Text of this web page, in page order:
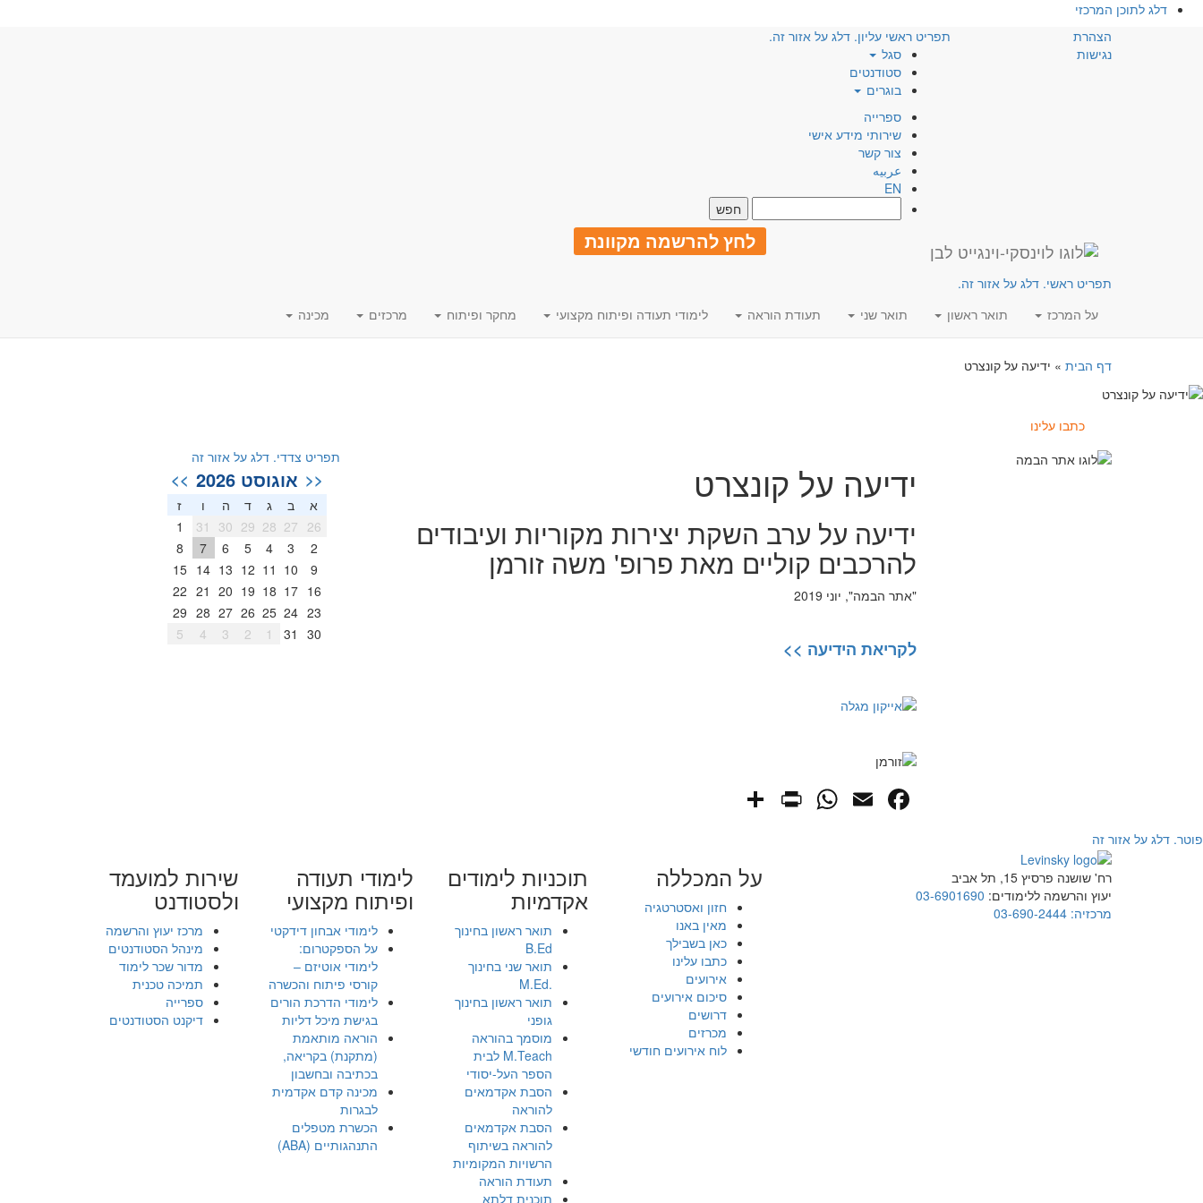
דלג לתוכן המרכזי
הצהרת
נגישות
תפריט ראשי עליון. דלג על אזור זה.
סגל
סטודנטים
בוגרים
ספרייה
שירותי מידע אישי
צור קשר
عربيه
EN
לחץ להרשמה מקוונת
תפריט ראשי. דלג על אזור זה.
על המרכז
תואר ראשון תואר שני תעודת הוראה לימודי תעודה ופיתוח מקצועי מחקר ופיתוח מרכזים מכינה
דף הבית » ידיעה על קונצרט
כתבו עלינו
ידיעה על קונצרט
ידיעה על ערב השקת יצירות מקוריות ועיבודים
להרכבים קוליים מאת פרופ' משה זורמן
"אתר הבמה", יוני 2019
לקריאת הידיעה >>
Facebook
Email
WhatsApp
PrintFriendly
תפריט צדדי. דלג על אזור זה
<< אוגוסט 2026 >>
א ב ג ד ה ו
ז
26
27
28
29
30
31
1
2
3
4
5
6
7
8
9
10
11
12
13
14
15
16
17
18
19
20
21
22
23
24
25
26
27
28
29
30
31
1
2
3
4
5
פוטר. דלג על אזור זה
רח' שושנה פרסיץ 15, תל אביב
יעוץ והרשמה ללימודים: 03-6901690
מרכזיה: 03-690-2444
על המכללה
חזון ואסטרטגיה
מאין באנו
כאן בשבילך
כתבו עלינו
אירועים
סיכום אירועים
דרושים
מכרזים
לוח אירועים חודשי
תוכניות לימודים
אקדמיות
תואר ראשון בחינוך
B.Ed
תואר שני בחינוך
.M.Ed
תואר ראשון בחינוך
גופני
מוסמך בהוראה
M.Teach לבית
הספר העל-יסודי
הסבת אקדמאים
להוראה
הסבת אקדמאים
להוראה בשיתוף
הרשויות המקומיות
תעודת הוראה
תוכנית דלתא
לימודי תעודה
ופיתוח מקצועי
לימודי אבחון דידקטי
על הספקטרום:
לימודי אוטיזם –
קורסי פיתוח והכשרה
לימודי הדרכת הורים
בגישת מיכל דליות
הוראה מותאמת
(מתקנת) בקריאה,
בכתיבה ובחשבון
מכינה קדם אקדמית
לבגרות
הכשרת מטפלים
התנהגותיים (ABA)
שירות למועמד
ולסטודנט
מרכז יעוץ והרשמה
מינהל הסטודנטים
מדור שכר לימוד
תמיכה טכנית
ספרייה
דיקנט הסטודנטים